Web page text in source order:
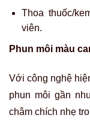
Thoa thuốc/
viên.
Phun môi màu
Với công nghệ
phun môi gần
châm chích nhẹ